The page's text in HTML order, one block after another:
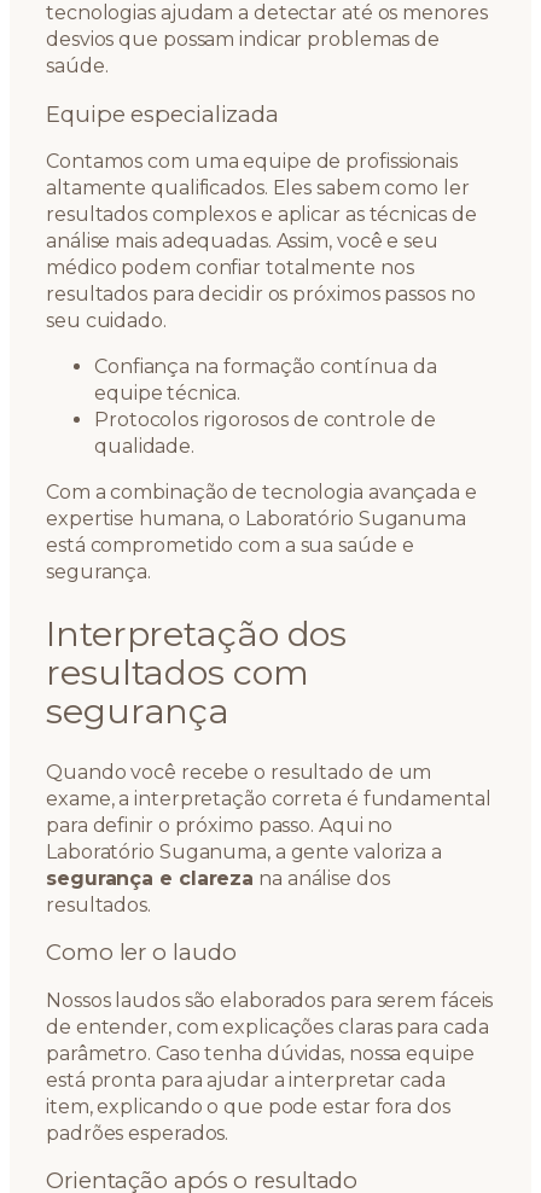
tecnologias ajudam a detectar até os menores
desvios que possam indicar problemas de
saúde.
Equipe especializada
Contamos com uma equipe de profissionais
altamente qualificados. Eles sabem como ler
resultados complexos e aplicar as técnicas de
análise mais adequadas. Assim, você e seu
médico podem confiar totalmente nos
resultados para decidir os próximos passos no
seu cuidado.
Confiança na formação contínua da
equipe técnica.
Protocolos rigorosos de controle de
qualidade.
Com a combinação de tecnologia avançada e
expertise humana, o Laboratório Suganuma
está comprometido com a sua saúde e
segurança.
Interpretação dos
resultados com
segurança
Quando você recebe o resultado de um
exame, a interpretação correta é fundamental
para definir o próximo passo. Aqui no
Laboratório Suganuma, a gente valoriza a
segurança e clareza na análise dos
resultados.
Como ler o laudo
Nossos laudos são elaborados para serem fáceis
de entender, com explicações claras para cada
parâmetro. Caso tenha dúvidas, nossa equipe
está pronta para ajudar a interpretar cada
item, explicando o que pode estar fora dos
padrões esperados.
Orientação após o resultado